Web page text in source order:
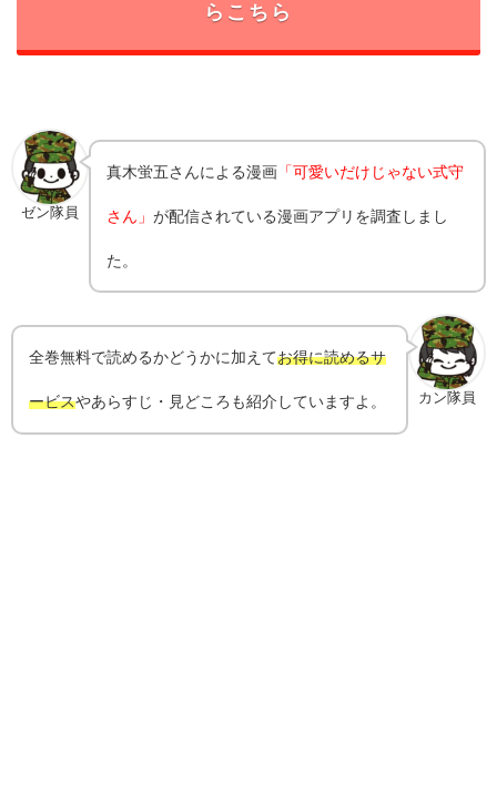
らこちら
ゼン隊員
真木蛍五さんによる漫画 「可愛いだけじゃない式守
さん」が配信されている漫画アプリを調査しまし
た。
カン隊員
全巻無料で読めるかどうかに加えてお得に読めるサ
ービスやあらすじ・見どころも紹介していますよ。